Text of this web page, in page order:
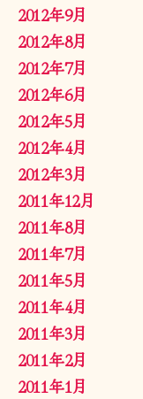
2012年9月
2012年8月
2012年7月
2012年6月
2012年5月
2012年4月
2012年3月
2011年12月
2011年8月
2011年7月
2011年5月
2011年4月
2011年3月
2011年2月
2011年1月